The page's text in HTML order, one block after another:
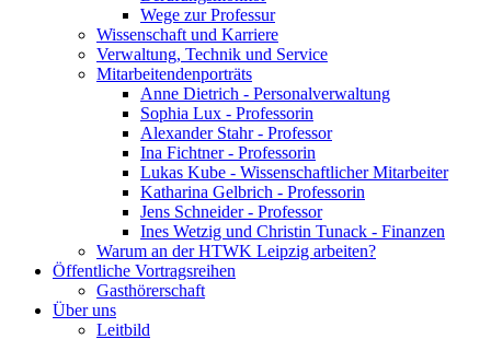
Wege zur Professur
Wissenschaft und Karriere
Verwaltung, Technik und Service
Mitarbeitendenporträts
Anne Dietrich - Personalverwaltung
Sophia Lux - Professorin
Alexander Stahr - Professor
Ina Fichtner - Professorin
Lukas Kube - Wissenschaftlicher Mitarbeiter
Katharina Gelbrich - Professorin
Jens Schneider - Professor
Ines Wetzig und Christin Tunack - Finanzen
Warum an der HTWK Leipzig arbeiten?
Öffentliche Vortragsreihen
Gasthörerschaft
Über uns
Leitbild